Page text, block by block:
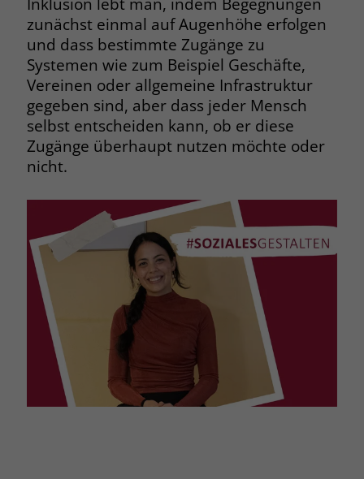
zunächst einmal auf Augenhöhe erfolgen
und dass bestimmte Zugänge zu
Systemen wie zum Beispiel Geschäfte,
Vereinen oder allgemeine Infrastruktur
gegeben sind, aber dass jeder Mensch
selbst entscheiden kann, ob er diese
Zugänge überhaupt nutzen möchte oder
nicht.
welche Werbeanzeige geklickt wurde,
sodass erzielte Erfolge wie z.B.
Bestellungen oder Kontaktanfragen der
Anzeige zugewiesen werden können.
Name _gcl_dc
Anbieter Google Ads
Zweck
Dieses Cookie wird gesetzt, wenn ein
User über einen Klick auf eine Google
Werbeanzeige auf die Website gelangt.
Es enthält Informationen darüber,
welche Werbeanzeige geklickt wurde,
sodass erzielte Erfolge wie z.B.
Bestellungen oder Kontaktanfragen der
Anzeige zugewiesen werden können.
Name _fbp